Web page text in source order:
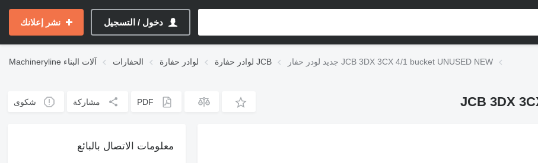
دخول / التسجيل نشر إعلانك
Machineryline آلات البناء الحفارات لوادر حفارة لوادر حفارة JCB جديد لودر حفار JCB 3DX 3CX 4/1 bucket UNUSED NEW
PDF مشاركة شكوى
معلومات الاتصال بالبائع